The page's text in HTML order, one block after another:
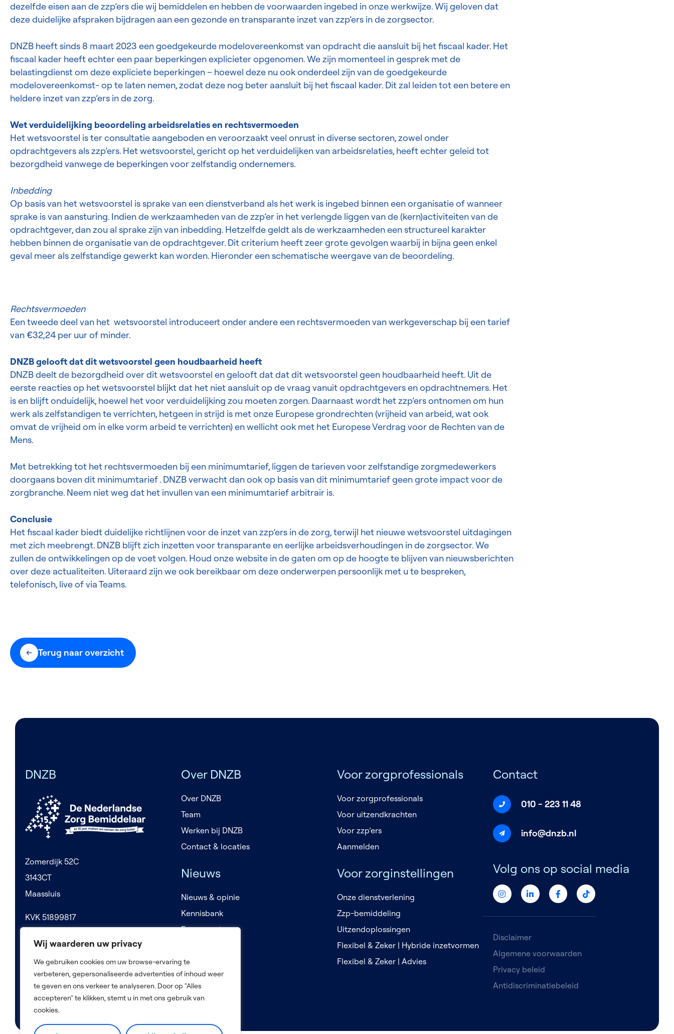
Wij waarderen uw privacy
We gebruiken cookies om uw browse-ervaring te
verbeteren, gepersonaliseerde advertenties of inhoud weer
te geven en ons verkeer te analyseren. Door op "Alles
accepteren" te klikken, stemt u in met ons gebruik van
cookies.
dezelfde eisen aan de zzp’ers die wij bemiddelen en hebben de voorwaarden ingebed in onze werkwijze. Wij geloven dat
deze duidelijke afspraken bijdragen aan een gezonde en transparante inzet van zzp’ers in de zorgsector.
DNZB heeft sinds 8 maart 2023 een goedgekeurde modelovereenkomst van opdracht die aansluit bij het fiscaal kader. Het
fiscaal kader heeft echter een paar beperkingen explicieter opgenomen. We zijn momenteel in gesprek met de
belastingdienst om deze expliciete beperkingen – hoewel deze nu ook onderdeel zijn van de goedgekeurde
modelovereenkomst- op te laten nemen, zodat deze nog beter aansluit bij het fiscaal kader. Dit zal leiden tot een betere en
heldere inzet van zzp’ers in de zorg.
Wet verduidelijking beoordeling arbeidsrelaties en rechtsvermoeden
Het wetsvoorstel is ter consultatie aangeboden en veroorzaakt veel onrust in diverse sectoren, zowel onder
opdrachtgevers als zzp’ers. Het wetsvoorstel, gericht op het verduidelijken van arbeidsrelaties, heeft echter geleid tot
bezorgdheid vanwege de beperkingen voor zelfstandig ondernemers.
Inbedding
Op basis van het wetsvoorstel is sprake van een dienstverband als het werk is ingebed binnen een organisatie of wanneer
sprake is van aansturing. Indien de werkzaamheden van de zzp’er in het verlengde liggen van de (kern)activiteiten van de
opdrachtgever, dan zou al sprake zijn van inbedding. Hetzelfde geldt als de werkzaamheden een structureel karakter
hebben binnen de organisatie van de opdrachtgever. Dit criterium heeft zeer grote gevolgen waarbij in bijna geen enkel
geval meer als zelfstandige gewerkt kan worden. Hieronder een schematische weergave van de beoordeling.
Rechtsvermoeden
Een tweede deel van het wetsvoorstel introduceert onder andere een rechtsvermoeden van werkgeverschap bij een tarief
van €32,24 per uur of minder.
DNZB gelooft dat dit wetsvoorstel geen houdbaarheid heeft
DNZB deelt de bezorgdheid over dit wetsvoorstel en gelooft dat dat dit wetsvoorstel geen houdbaarheid heeft. Uit de
eerste reacties op het wetsvoorstel blijkt dat het niet aansluit op de vraag vanuit opdrachtgevers en opdrachtnemers. Het
is en blijft onduidelijk, hoewel het voor verduidelijking zou moeten zorgen. Daarnaast wordt het zzp’ers ontnomen om hun
werk als zelfstandigen te verrichten, hetgeen in strijd is met onze Europese grondrechten (vrijheid van arbeid, wat ook
omvat de vrijheid om in elke vorm arbeid te verrichten) en wellicht ook met het Europese Verdrag voor de Rechten van de
Mens.
Met betrekking tot het rechtsvermoeden bij een minimumtarief, liggen de tarieven voor zelfstandige zorgmedewerkers
doorgaans boven dit minimumtarief . DNZB verwacht dan ook op basis van dit minimumtarief geen grote impact voor de
zorgbranche. Neem niet weg dat het invullen van een minimumtarief arbitrair is.
Conclusie
Het fiscaal kader biedt duidelijke richtlijnen voor de inzet van zzp’ers in de zorg, terwijl het nieuwe wetsvoorstel uitdagingen
met zich meebrengt. DNZB blijft zich inzetten voor transparante en eerlijke arbeidsverhoudingen in de zorgsector. We
zullen de ontwikkelingen op de voet volgen. Houd onze website in de gaten om op de hoogte te blijven van nieuwsberichten
over deze actualiteiten. Uiteraard zijn we ook bereikbaar om deze onderwerpen persoonlijk met u te bespreken,
telefonisch, live of via Teams.
Terug naar overzicht
DNZB
Zomerdijk 52C
3143CT
Maassluis
KVK 51899817
Over DNZB
Over DNZB
Team
Werken bij DNZB
Contact & locaties
Nieuws
Nieuws & opinie
Kennisbank
Evenementen
Voor zorgprofessionals
Voor zorgprofessionals
Voor uitzendkrachten
Voor zzp’ers
Aanmelden
Voor zorginstellingen
Onze dienstverlening
Zzp-bemiddeling
Uitzendoplossingen
Flexibel & Zeker | Hybride inzetvormen
Flexibel & Zeker | Advies
Contact
010 - 223 11 48
info@dnzb.nl
Volg ons op social media
Disclaimer
Algemene voorwaarden
Privacy beleid
Antidiscriminatiebeleid